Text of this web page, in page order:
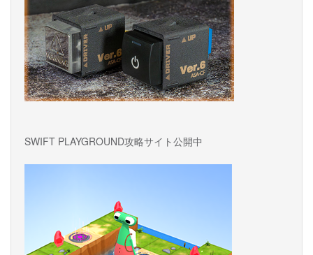
SWIFT PLAYGROUND攻略サイト公開中